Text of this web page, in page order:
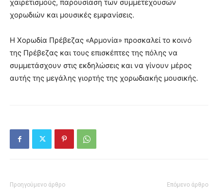
χαιρετισμούς, παρουσίαση των συμμετεχουσών
χορωδιών και μουσικές εμφανίσεις.
Η Χορωδία Πρέβεζας «Αρμονία» προσκαλεί το κοινό
της Πρέβεζας και τους επισκέπτες της πόλης να
συμμετάσχουν στις εκδηλώσεις και να γίνουν μέρος
αυτής της μεγάλης γιορτής της χορωδιακής μουσικής.
Προηγούμενο άρθρο Επόμενο άρθρο